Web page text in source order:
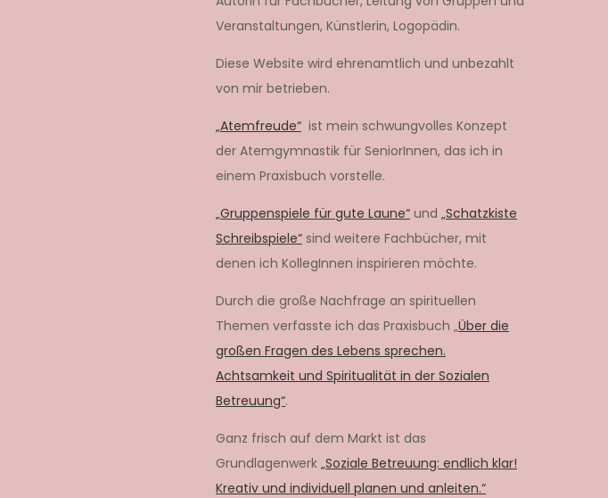
Veranstaltungen, Künstlerin, Logopädin.
Diese Website wird ehrenamtlich und unbezahlt
von mir betrieben.
„Atemfreude“ ist mein schwungvolles Konzept
der Atemgymnastik für SeniorInnen, das ich in
einem Praxisbuch vorstelle.
„Gruppenspiele für gute Laune“ und „Schatzkiste
Schreibspiele“ sind weitere Fachbücher, mit
denen ich KollegInnen inspirieren möchte.
Durch die große Nachfrage an spirituellen
Themen verfasste ich das Praxisbuch „Über die
großen Fragen des Lebens sprechen.
Achtsamkeit und Spiritualität in der Sozialen
Betreuung“.
Ganz frisch auf dem Markt ist das
Grundlagenwerk „Soziale Betreuung: endlich klar!
Kreativ und individuell planen und anleiten.“